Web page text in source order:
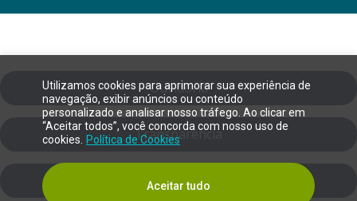
Utilizamos cookies para aprimorar sua experiência de
navegação, exibir anúncios ou conteúdo
personalizado e analisar nosso tráfego. Ao clicar em
“Aceitar todos”, você concorda com nosso uso de
cookies.
Política de Cookies
Aceitar tudo
Ouvidoria
Transparência
SIC